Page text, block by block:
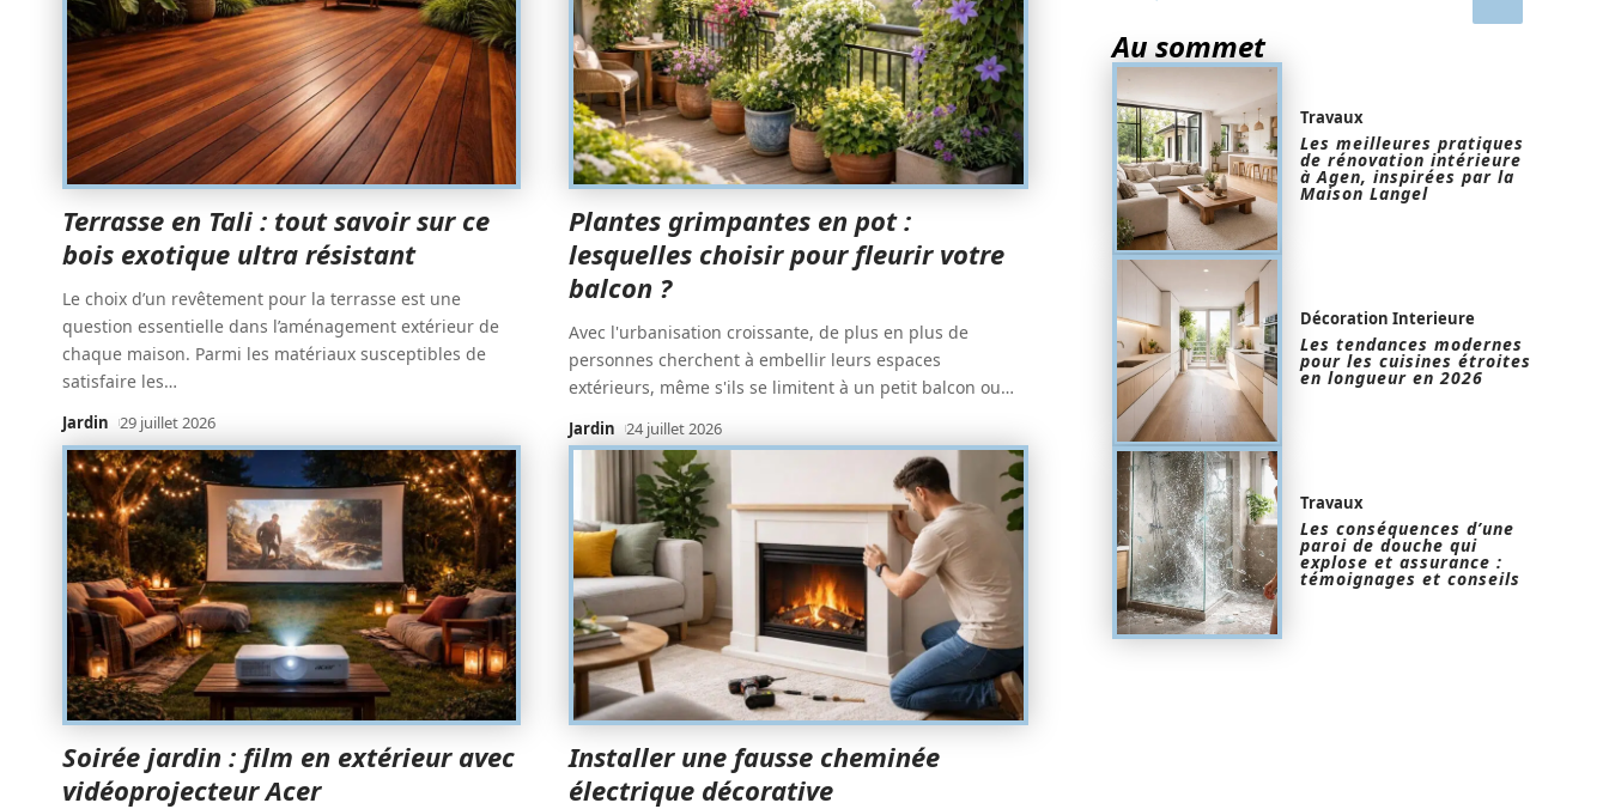
Terrasse en Tali : tout savoir sur ce
bois exotique ultra résistant
Le choix d’un revêtement pour la terrasse est une
question essentielle dans l’aménagement extérieur de
chaque maison. Parmi les matériaux susceptibles de
satisfaire les…
Jardin 29 juillet 2026
Plantes grimpantes en pot :
lesquelles choisir pour fleurir votre
balcon ?
Avec l'urbanisation croissante, de plus en plus de
personnes cherchent à embellir leurs espaces
extérieurs, même s'ils se limitent à un petit balcon ou…
Jardin 24 juillet 2026
Soirée jardin : film en extérieur avec
vidéoprojecteur Acer
Installer une fausse cheminée
électrique décorative
Au sommet
Travaux
Les meilleures pratiques
de rénovation intérieure
à Agen, inspirées par la
Maison Langel
Décoration Interieure
Les tendances modernes
pour les cuisines étroites
en longueur en 2026
Travaux
Les conséquences d’une
paroi de douche qui
explose et assurance :
témoignages et conseils